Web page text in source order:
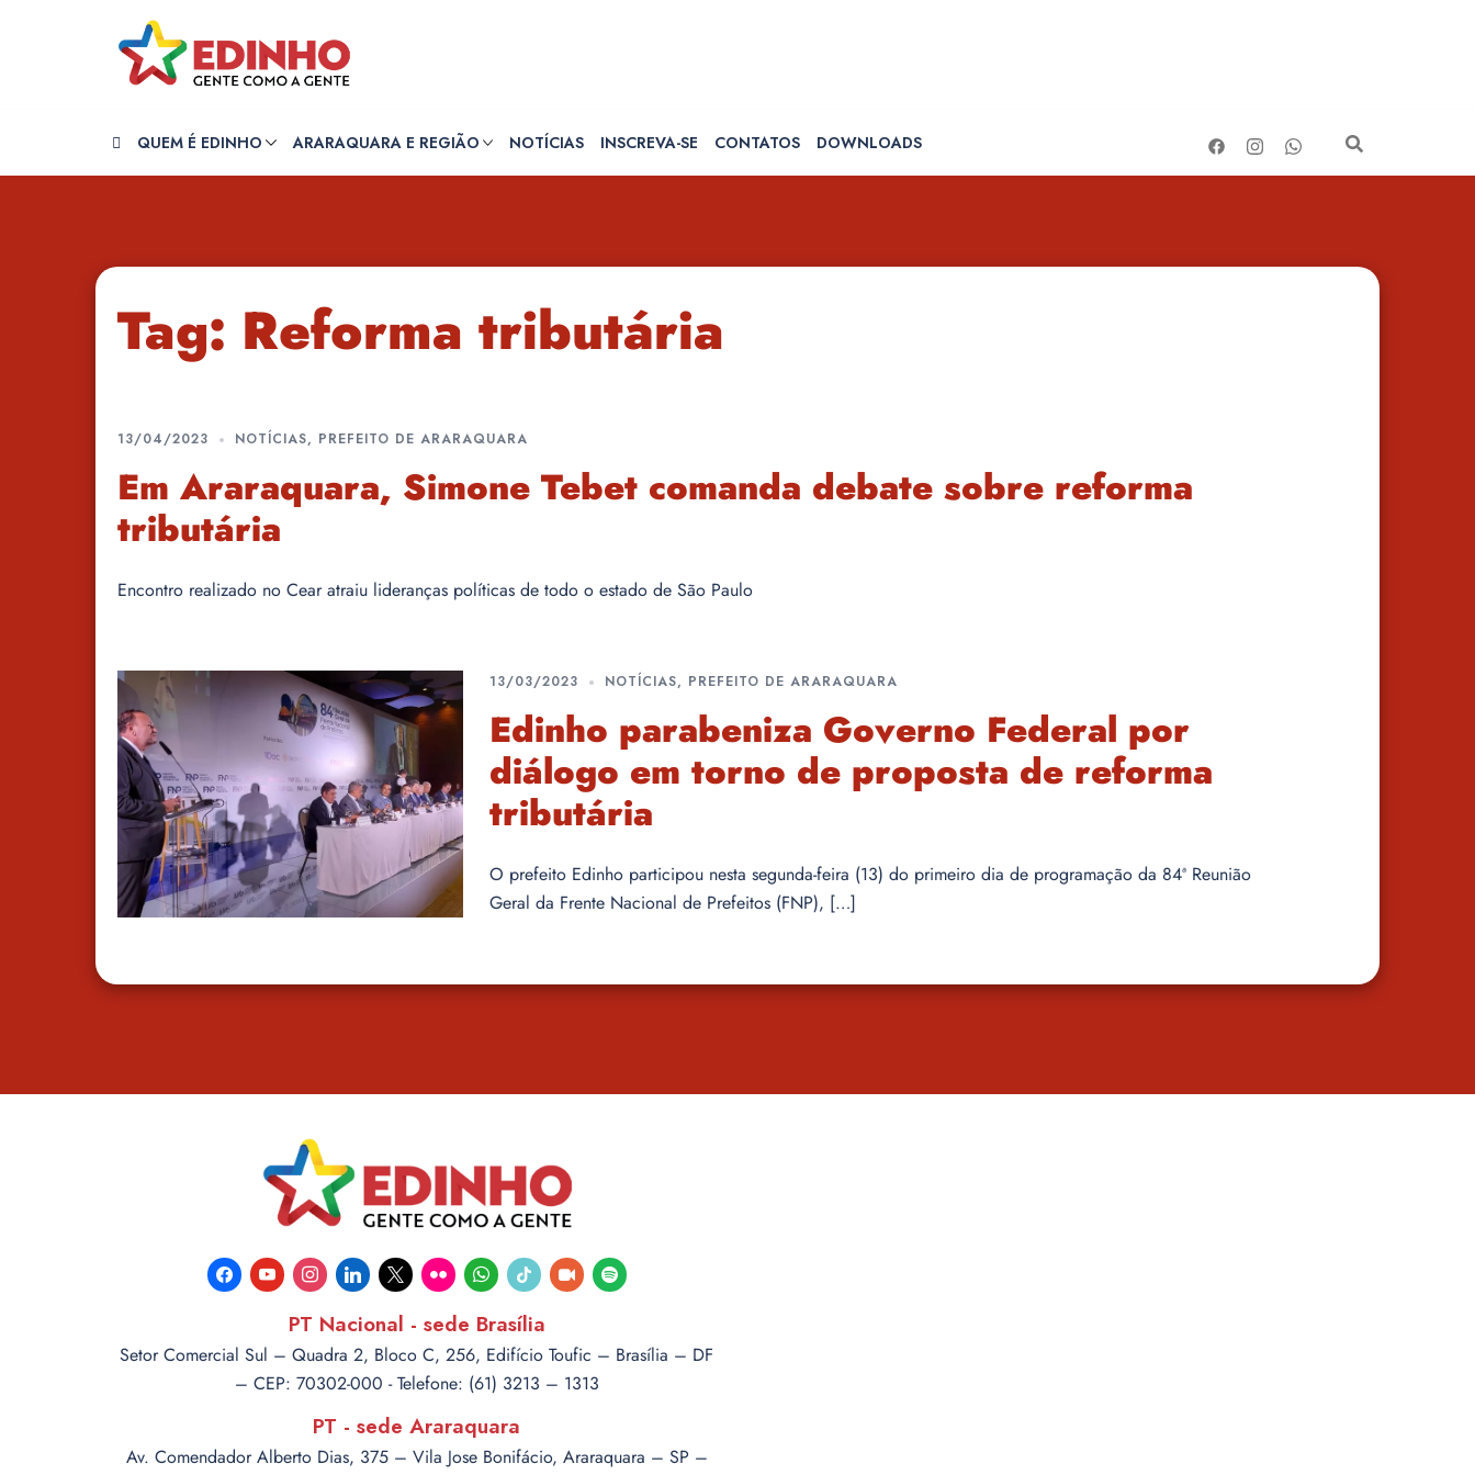
QUEM É EDINHO ARARAQUARA E REGIÃO NOTÍCIAS INSCREVA-SE CONTATOS DOWNLOADS
Tag: Reforma tributária
13/04/2023 NOTÍCIAS, PREFEITO DE ARARAQUARA
Em Araraquara, Simone Tebet comanda debate sobre reforma
tributária
Encontro realizado no Cear atraiu lideranças políticas de todo o estado de São Paulo
13/03/2023 NOTÍCIAS, PREFEITO DE ARARAQUARA
Edinho parabeniza Governo Federal por
diálogo em torno de proposta de reforma
tributária
O prefeito Edinho participou nesta segunda-feira (13) do primeiro dia de programação da 84ª Reunião
Geral da Frente Nacional de Prefeitos (FNP), […]
facebookyoutubeinstagramlinkedin
x flickr whatsapp
tiktok video-
camera
spotify
PT Nacional - sede Brasília
Setor Comercial Sul – Quadra 2, Bloco C, 256, Edifício Toufic – Brasília – DF
– CEP: 70302-000 - Telefone: (61) 3213 – 1313
PT - sede Araraquara
Av. Comendador Alberto Dias, 375 – Vila Jose Bonifácio, Araraquara – SP –